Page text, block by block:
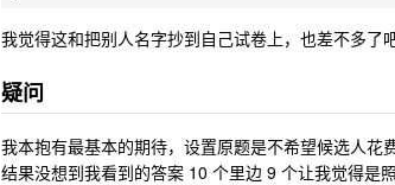
我觉得这和把别人名字抄到自己试卷上，也差不多了吧
疑问
我本抱有最基本的期待，设置原题是不希望候选人花
结果没想到我看到的答案 10 个里边 9 个让我觉得是照